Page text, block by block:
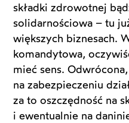
składki zdrowotnej
solidarnościowa – tu
większych biznesach.
komandytowa,
mieć sens.
na zabezpieczeniu
za to oszczędność na
i ewentualnie na